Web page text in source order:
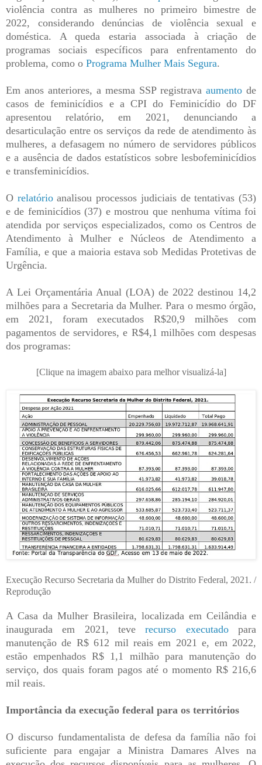
violência contra as mulheres no primeiro bimestre de
2022, considerando denúncias de violência sexual e
doméstica. A queda estaria associada à criação de
programas sociais específicos para enfrentamento do
problema, como o Programa Mulher Mais Segura.
Em anos anteriores, a mesma SSP registrava aumento de
casos de feminicídios e a CPI do Feminicídio do DF
apresentou relatório, em 2021, denunciando a
desarticulação entre os serviços da rede de atendimento às
mulheres, a defasagem no número de servidores públicos
e a ausência de dados estatísticos sobre lesbofeminicídios
e transfeminicídios.
O relatórioanalisou processos judiciais de tentativas (53)
e de feminicídios (37) e mostrou que nenhuma vítima foi
atendida por serviços especializados, como os Centros de
Atendimento à Mulher e Núcleos de Atendimento a
Família, e que a maioria estava sob Medidas Protetivas de
Urgência.
A Lei Orçamentária Anual (LOA) de 2022 destinou 14,2
milhões para a Secretaria da Mulher. Para o mesmo órgão,
em 2021, foram executados R$20,9 milhões com
pagamentos de servidores, e R$4,1 milhões com despesas
dos programas:
[Clique na imagem abaixo para melhor visualizá-la]
Execução Recurso Secretaria da Mulher do Distrito Federal, 2021. /
Reprodução
A Casa da Mulher Brasileira, localizada em Ceilândia e
inaugurada em 2021, teverecurso executadopara
manutenção de R$ 612 mil reais em 2021 e, em 2022,
estão empenhados R$ 1,1 milhão para manutenção do
serviço, dos quais foram pagos até o momento R$ 216,6
mil reais.
Importância da execução federal para os territórios
O discurso fundamentalista de defesa da família não foi
suficiente para engajar a Ministra Damares Alves na